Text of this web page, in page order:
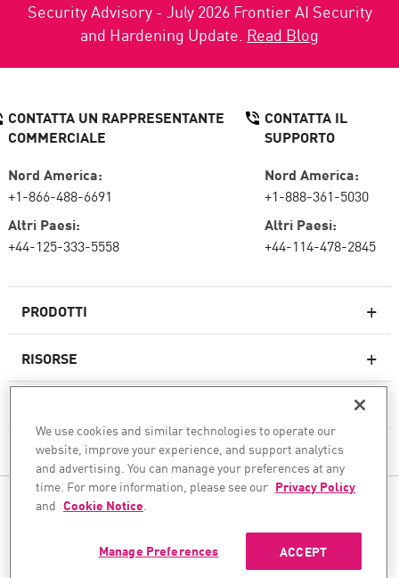
Security Advisory - July 2026 Frontier AI Security
and Hardening Update. Read Blog
PRODOTTI
Firewall di nuova generazione
Sicurezza della rete cloud
WAF
RISORSE
AZIENDA
CONTATTA UN RAPPRESENTANTE
COMMERCIALE
Nord America:
+1-866-488-6691
Altri Paesi:
+44-125-333-5558
CONTATTA IL
SUPPORTO
Nord America:
+1-888-361-5030
Altri Paesi:
+44-114-478-2845
SEGUICI
Garantiamo la tua trasformazione sicura dell'IA
© 1994–2026 Check Point Software Technologies Ltd. Tutti i diritti riservati.
Impostazioni dei cookie Ricevi le ultime notizie
We use cookies and similar technologies to operate our
website, improve your experience, and support analytics
and advertising. You can manage your preferences at any
time. For more information, please see our Privacy Policy
and Cookie Notice.
ACCEPT
Manage Preferences